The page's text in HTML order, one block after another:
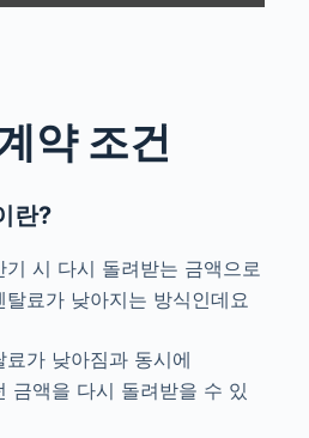
약 조건
란?
시 다시 돌려받는 금액으로
료가 낮아지는 방식인데요
가 낮아짐과 동시에
금액을 다시 돌려받을 수 있